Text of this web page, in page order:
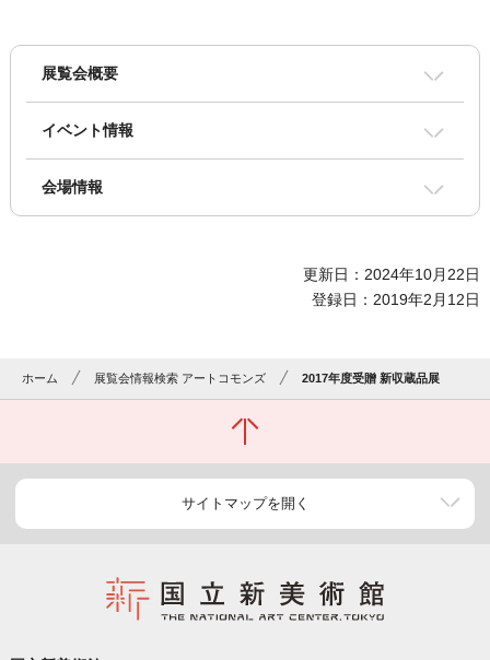
展覧会概要
イベント情報
会場情報
更新日：2024年10月22日
登録日：2019年2月12日
ホーム 展覧会情報検索 アートコモンズ 2017年度受贈 新収蔵品展
サイトマップを開く